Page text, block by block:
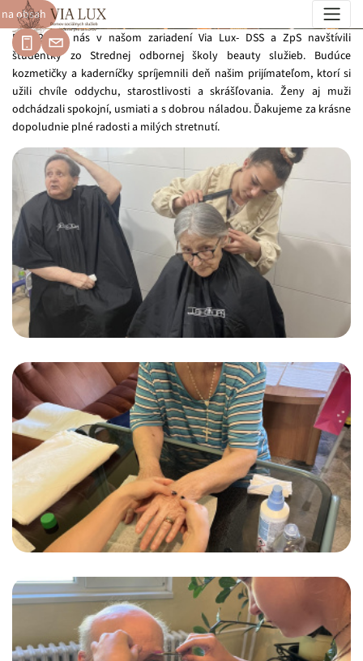
obsah
Beauty deň 2026
Dňa 26. 5. nás v našom zariadení Via Lux- DSS a ZpS navštívili
študentky zo Strednej odbornej školy beauty služieb. Budúce
kozmetičky a kaderníčky spríjemnili deň našim prijímateľom, ktorí si
užili chvíle oddychu, starostlivosti a skrášľovania. Ženy aj muži
odchádzali spokojní, usmiati a s dobrou náladou. Ďakujeme za krásne
dopoludnie plné radosti a milých stretnutí.